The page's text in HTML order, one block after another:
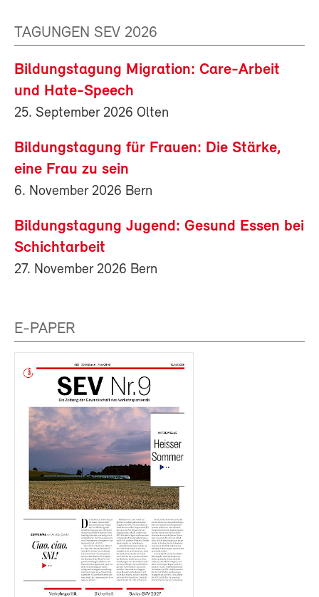
TAGUNGEN SEV 2026
Bildungstagung Migration: Care-Arbeit
und Hate-Speech
25. September 2026 Olten
Bildungstagung für Frauen: Die Stärke,
eine Frau zu sein
6. November 2026 Bern
Bildungstagung Jugend: Gesund Essen bei
Schichtarbeit
27. November 2026 Bern
E-PAPER